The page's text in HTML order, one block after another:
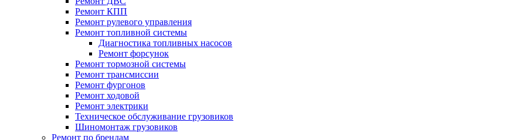
Ремонт КПП
Ремонт рулевого управления
Ремонт топливной системы
Диагностика топливных насосов
Ремонт форсунок
Ремонт тормозной системы
Ремонт трансмиссии
Ремонт фургонов
Ремонт ходовой
Ремонт электрики
Техническое обслуживание грузовиков
Шиномонтаж грузовиков
Ремонт по брендам